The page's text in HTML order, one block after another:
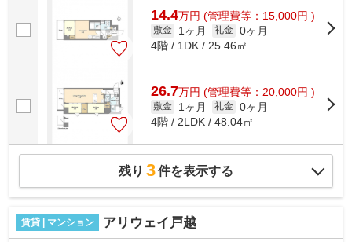
14.4万円 (管理費等：15,000円 )
敷金 1ヶ月 礼金 0ヶ月
4階 / 1DK / 25.46㎡
26.7万円 (管理費等：20,000円 )
敷金 1ヶ月 礼金 0ヶ月
4階 / 2LDK / 48.04㎡
残り 3件を表示する
賃貸 | マンション アリウェイ戸越